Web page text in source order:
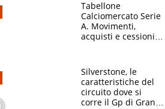
Tabellone
Calciomercato Serie
A. Movimenti,
acquisti e cessioni:
Silverstone, le
caratteristiche del
circuito dove si
corre il Gp di Gran